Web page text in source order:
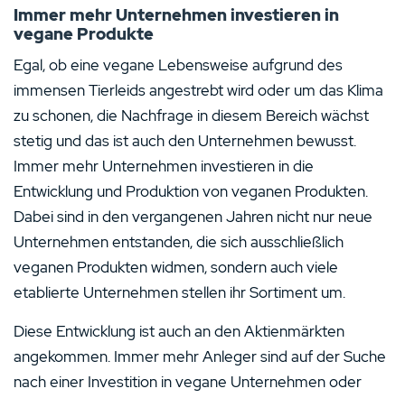
Immer mehr Unternehmen investieren in
vegane Produkte
Egal, ob eine vegane Lebensweise aufgrund des
immensen Tierleids angestrebt wird oder um das Klima
zu schonen, die Nachfrage in diesem Bereich wächst
stetig und das ist auch den Unternehmen bewusst.
Immer mehr Unternehmen investieren in die
Entwicklung und Produktion von veganen Produkten.
Dabei sind in den vergangenen Jahren nicht nur neue
Unternehmen entstanden, die sich ausschließlich
veganen Produkten widmen, sondern auch viele
etablierte Unternehmen stellen ihr Sortiment um.
Diese Entwicklung ist auch an den Aktienmärkten
angekommen. Immer mehr Anleger sind auf der Suche
nach einer Investition in vegane Unternehmen oder